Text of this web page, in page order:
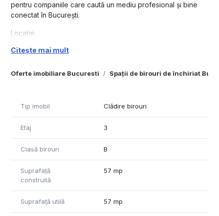
Oferte imobiliare Bucuresti Spații de birouri de închiriat
pentru companiile care caută un mediu profesional și bine
conectat în București.
Locație
Muntenia Business Center este situat în vecinatatea Pietei
principalele artere rutiere, mijloace de transport în comun și
optimizată, acces securizat.
Accesibilitate – conectare rapidă la transportul public și
autostrăzi principale.
Internet de mare viteză și infrastructură IT.
Iluminare naturală.
Acces facil la restaurante, hoteluri și zone comerciale.
Citește mai mult
Tip imobil Clădire birouri
Etaj 3
Clasă birouri B
Suprafață
construită
57 mp
Suprafață utilă 57 mp